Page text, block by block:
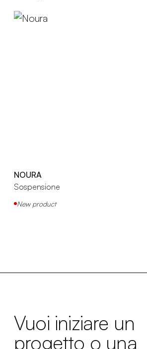
NOURA
Sospensione
New product
Vuoi iniziare un
progetto o una